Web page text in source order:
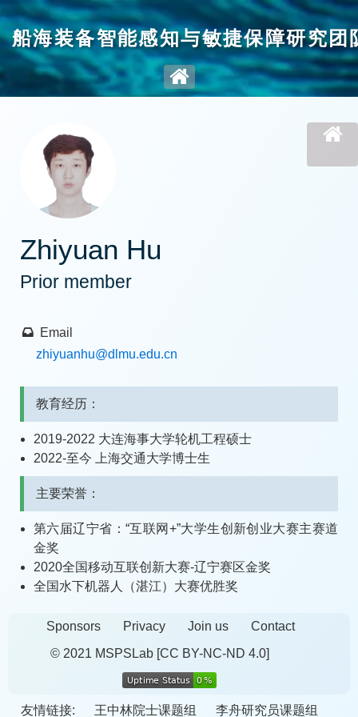
船海装备智能感知与敏捷保障研究团
Zhiyuan Hu
Prior member
Email
zhiyuanhu@dlmu.edu.cn
教育经历：
2019-2022 大连海事大学轮机工程硕士
2022-至今 上海交通大学博士生
主要荣誉：
第六届辽宁省：“互联网+”大学生创新创业大赛主赛道
金奖
2020全国移动互联创新大赛-辽宁赛区金奖
全国水下机器人（湛江）大赛优胜奖
Sponsors Privacy Join us
Contact
© 2021 MSPSLab [CC BY-NC-ND 4.0]
友情链接: 王中林院士课题组 李舟研究员课题组